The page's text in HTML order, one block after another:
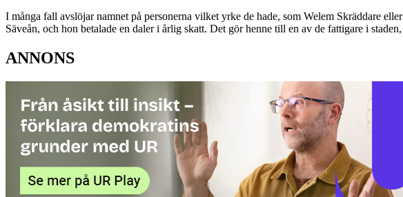
I många fall avslöjar namnet på personerna vilket yrke de hade, som Welem Skräddare
Säveån, och hon betalade en daler i årlig skatt. Det gör henne till en av de fattigare i
ANNONS